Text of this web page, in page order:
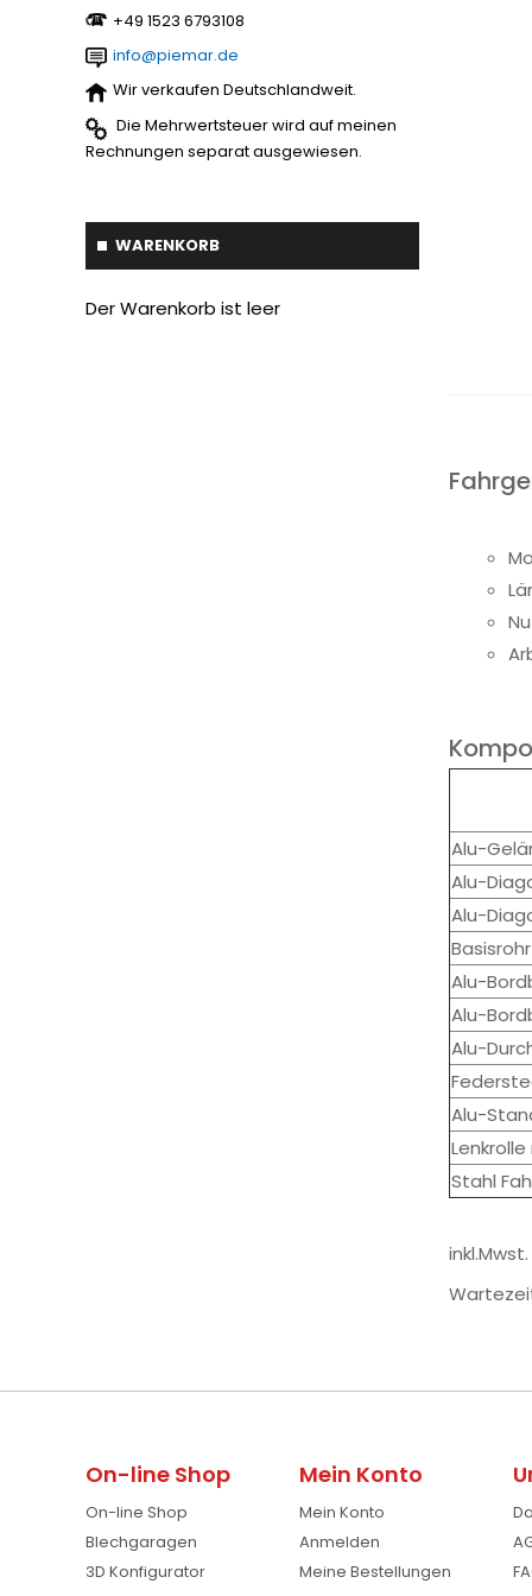
Streuer
Ballengreifer
Baumgreifer 6
Gabel 7
Krokodil Gabel und Schaufel 17
Baumverpflanzer
Gabelstapler-Euroaufnahme
‪+49 1523 6793108
info@piemar.de
Wir verkaufen Deutschlandweit.
Die Mehrwertsteuer wird auf meinen
Rechnungen separat ausgewiesen.
WARENKORB
Der Warenkorb ist leer
Alu-
Alu-
Alu-
Alu-
Alu-
Alu-
Alu-
Stahl
On-line Shop
On-line Shop
Blechgaragen
3D Konfigurator
Mein Konto
Mein Konto
Anmelden
Meine Bestellungen